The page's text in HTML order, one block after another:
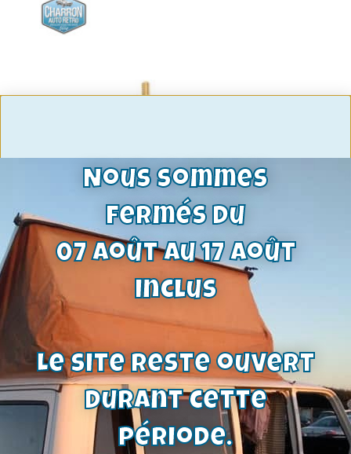
Sonde température blanche | Moteur
Ford V4- V6 – OHC Pinto- Kent
15,60€
Voir le produit
Nous sommes
fermés du
07 août au 17 août
inclus
Le site reste ouvert
durant cette
période.